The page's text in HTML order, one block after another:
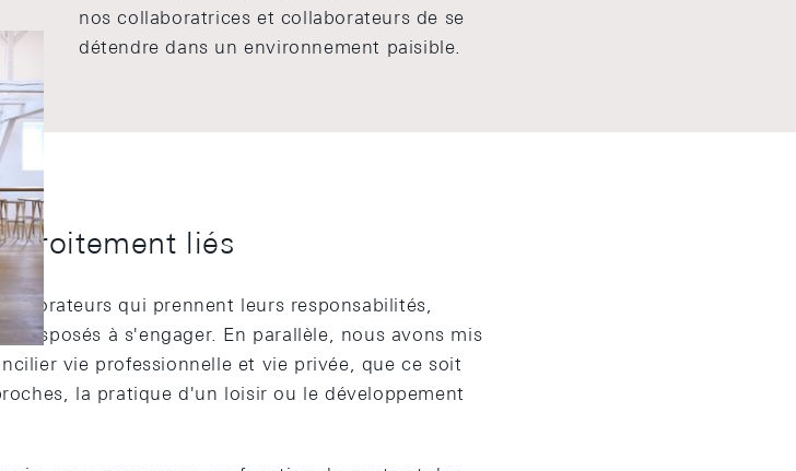
nos collaboratrices et collaborateurs de se
détendre dans un environnement paisible.
liés
qui prennent leurs responsabilités,
disposés à s'engager. En parallèle, nous avons mis
vie professionnelle et vie privée, que ce soit
la pratique d'un loisir ou le développement